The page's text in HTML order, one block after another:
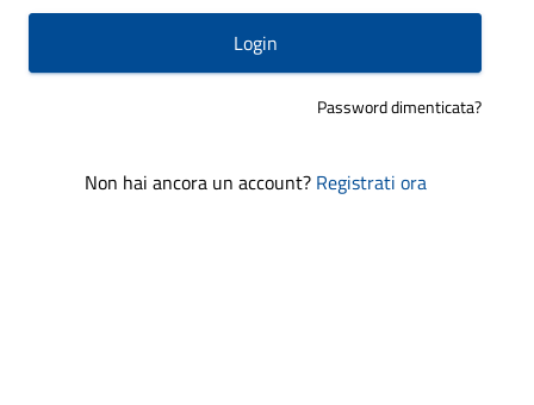
Login
Password dimenticata?
Non hai ancora un account? Registrati ora